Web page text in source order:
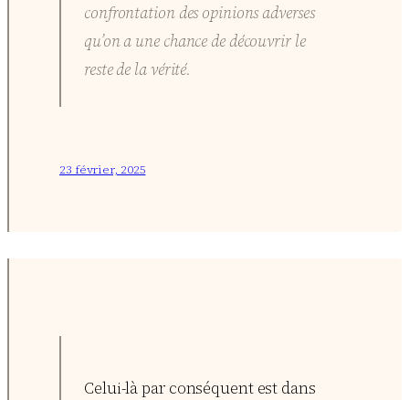
confrontation des opinions adverses
qu’on a une chance de découvrir le
reste de la vérité.
23 février, 2025
Celui-là par conséquent est dans